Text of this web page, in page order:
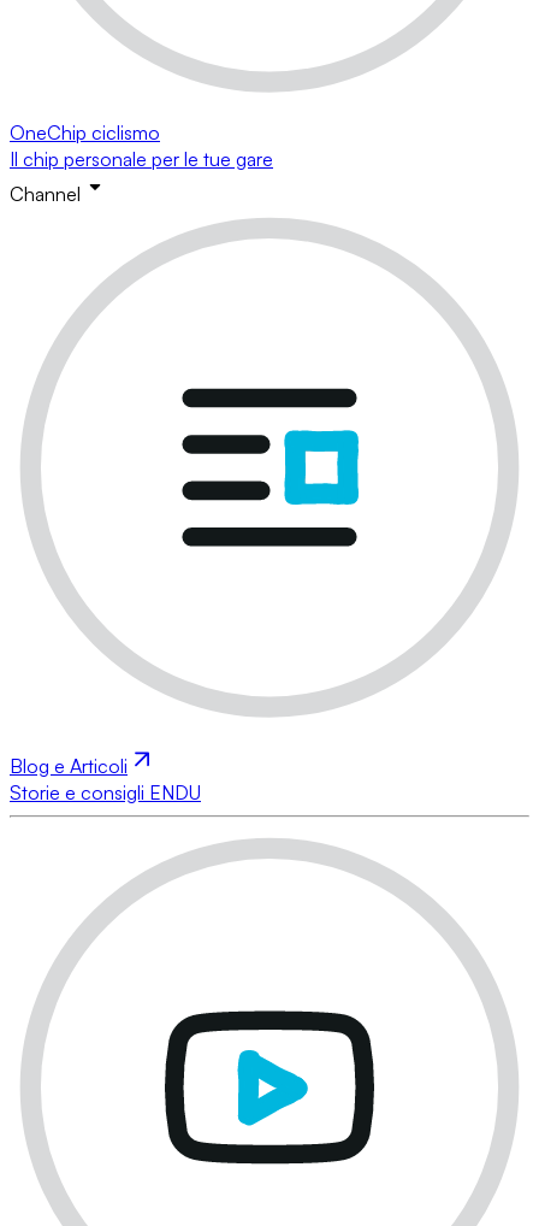
OneChip ciclismo
Il chip personale per le tue gare
Channel
Blog e Articoli
Storie e consigli ENDU